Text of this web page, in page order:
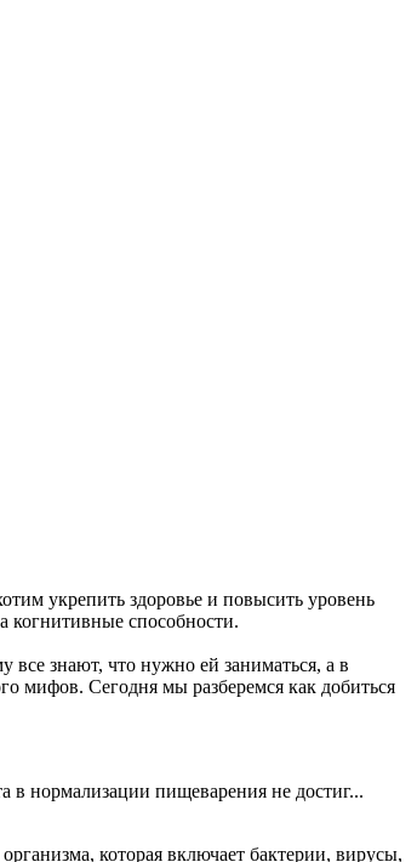
укрепить здоровье и повысить уровень
когнитивные способности.
знают, что нужно ей заниматься, а в
мифов. Сегодня мы разберемся как добиться
в нормализации пищеварения не достиг...
которая включает бактерии, вирусы,